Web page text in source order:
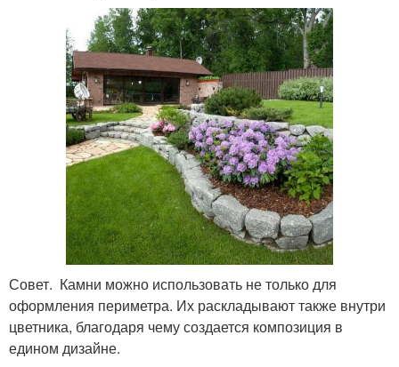
Совет. Камни можно использовать не только для
оформления периметра. Их раскладывают также внутри
цветника, благодаря чему создается композиция в
едином дизайне.